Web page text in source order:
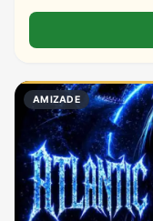
AMIZADE